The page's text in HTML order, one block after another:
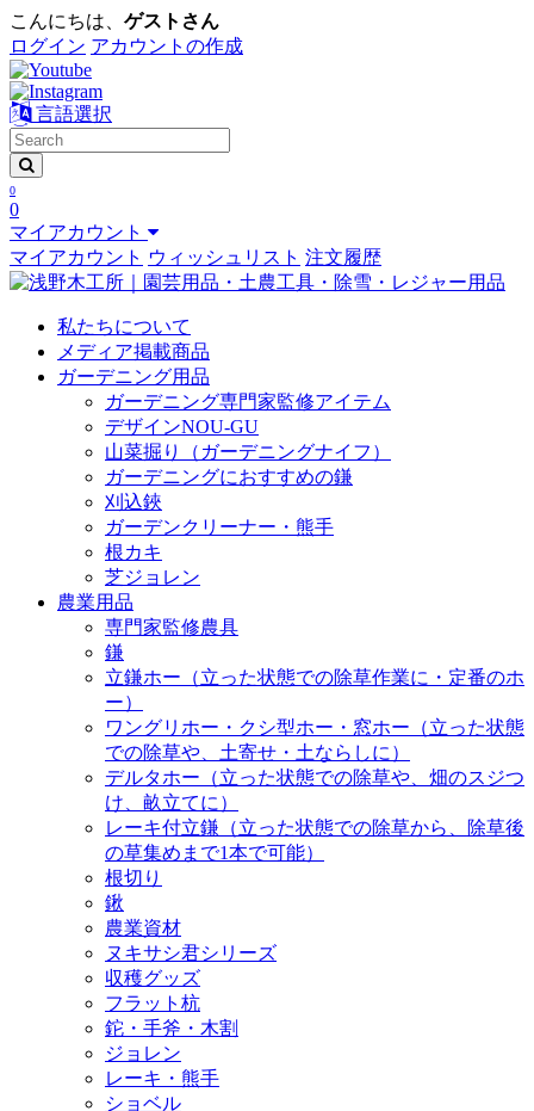
こんにちは、 ゲストさん
ログイン アカウントの作成
言語選択
0
0
マイアカウント
マイアカウント ウィッシュリスト 注文履歴
私たちについて
メディア掲載商品
ガーデニング用品
ガーデニング専門家監修アイテム
デザインNOU-GU
山菜掘り（ガーデニングナイフ）
ガーデニングにおすすめの鎌
刈込鋏
ガーデンクリーナー・熊手
根カキ
芝ジョレン
農業用品
専門家監修農具
鎌
立鎌ホー（立った状態での除草作業に・定番のホ
ー）
ワングリホー・クシ型ホー・窓ホー（立った状態
での除草や、土寄せ・土ならしに）
デルタホー（立った状態での除草や、畑のスジつ
け、畝立てに）
レーキ付立鎌（立った状態での除草から、除草後
の草集めまで1本で可能）
根切り
鍬
農業資材
ヌキサシ君シリーズ
収穫グッズ
フラット杭
鉈・手斧・木割
ジョレン
レーキ・熊手
ショベル